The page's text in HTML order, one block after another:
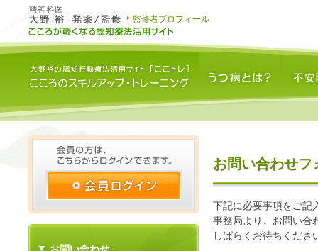
監修者プロフィール
お問い合わせフ
下記に必要事項をご記
事務局より、お問い合
しばらくお待ちくださ